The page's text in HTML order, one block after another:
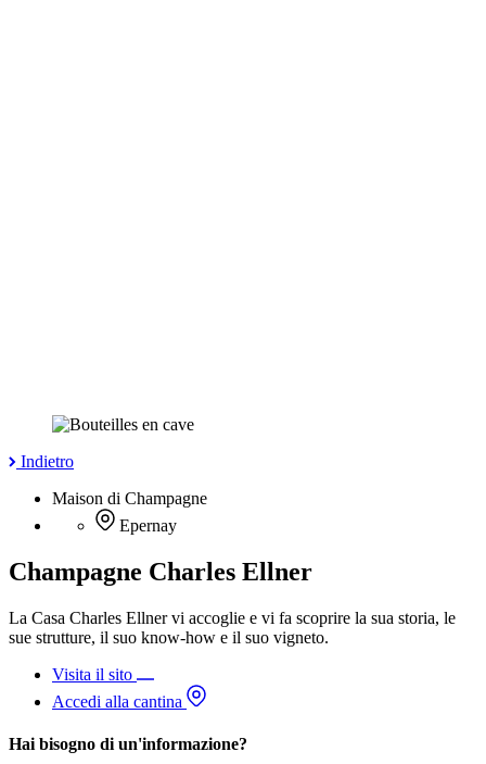
Indietro
Maison di Champagne
Epernay
Champagne Charles Ellner
La Casa Charles Ellner vi accoglie e vi fa scoprire la sua storia, le
sue strutture, il suo know-how e il suo vigneto.
Visita il sito
Accedi alla cantina
Hai bisogno di un'informazione?